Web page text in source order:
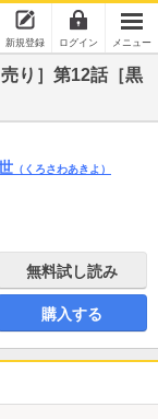
新規登録 ログイン メニュー
り］第12話［黒
（くろさわあきよ）
無料試し読み
購入する